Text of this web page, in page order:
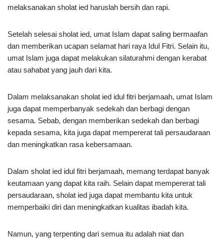
melaksanakan sholat ied haruslah bersih dan rapi.
Setelah selesai sholat ied, umat Islam dapat saling bermaafan
dan memberikan ucapan selamat hari raya Idul Fitri. Selain itu,
umat Islam juga dapat melakukan silaturahmi dengan kerabat
atau sahabat yang jauh dari kita.
Dalam melaksanakan sholat ied idul fitri berjamaah, umat Islam
juga dapat memperbanyak sedekah dan berbagi dengan
sesama. Sebab, dengan memberikan sedekah dan berbagi
kepada sesama, kita juga dapat mempererat tali persaudaraan
dan meningkatkan rasa kebersamaan.
Dalam sholat ied idul fitri berjamaah, memang terdapat banyak
keutamaan yang dapat kita raih. Selain dapat mempererat tali
persaudaraan, sholat ied juga dapat membantu kita untuk
memperbaiki diri dan meningkatkan kualitas ibadah kita.
Namun, yang terpenting dari semua itu adalah niat dan